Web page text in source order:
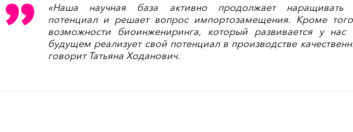
«Наша научная база активно продолжает наращивать
потенциал и решает вопрос импортозамещения. Кроме
возможности биоинжениринга, который развивается у
будущем реализует свой потенциал в производстве
говорит Татьяна Ходанович.